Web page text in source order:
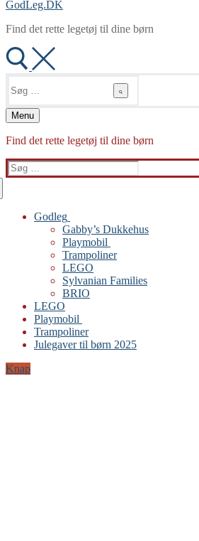
GodLeg.DK
Find det rette legetøj til dine børn
efter:
Menu
Find det rette legetøj til dine børn
Søg
efter:
Godleg
Gabby’s Dukkehus
Playmobil
Trampoliner
LEGO
Sylvanian Families
BRIO
LEGO
Playmobil
Trampoliner
Julegaver til børn 2025
Knap